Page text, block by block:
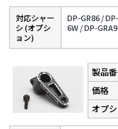
対応シャー
シ (オプシ
ョン)
DP-GR86 /
6W /DP-